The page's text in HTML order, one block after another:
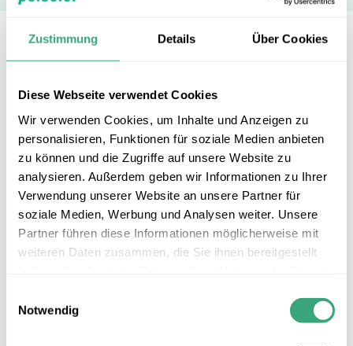
Zustimmung Details Über Cookies
Diese Webseite verwendet Cookies
Wir verwenden Cookies, um Inhalte und Anzeigen zu
personalisieren, Funktionen für soziale Medien anbieten
zu können und die Zugriffe auf unsere Website zu
analysieren. Außerdem geben wir Informationen zu Ihrer
Verwendung unserer Website an unsere Partner für
soziale Medien, Werbung und Analysen weiter. Unsere
Partner führen diese Informationen möglicherweise mit
weiteren Daten zusammen, die Sie ihnen bereitgestellt
Notwendig
Innovative Teilgeräte für vielfältige
Bearbeitungsaufgaben. Komponenten wie
Teilgeräte tragen wesentlich zur Leistungsfähigkeit
und Präzision von Werkzeugmaschinen bei. Das
Remscheider Unternehmen Peiseler hat sich hier im
Qualitätssegment einen exzellenten Ruf erworben
und ist bei vielen namhaften Maschinenherstellern
die erste Adresse.
20151014_mav_mit_prazision_zum_erfolg.pdf